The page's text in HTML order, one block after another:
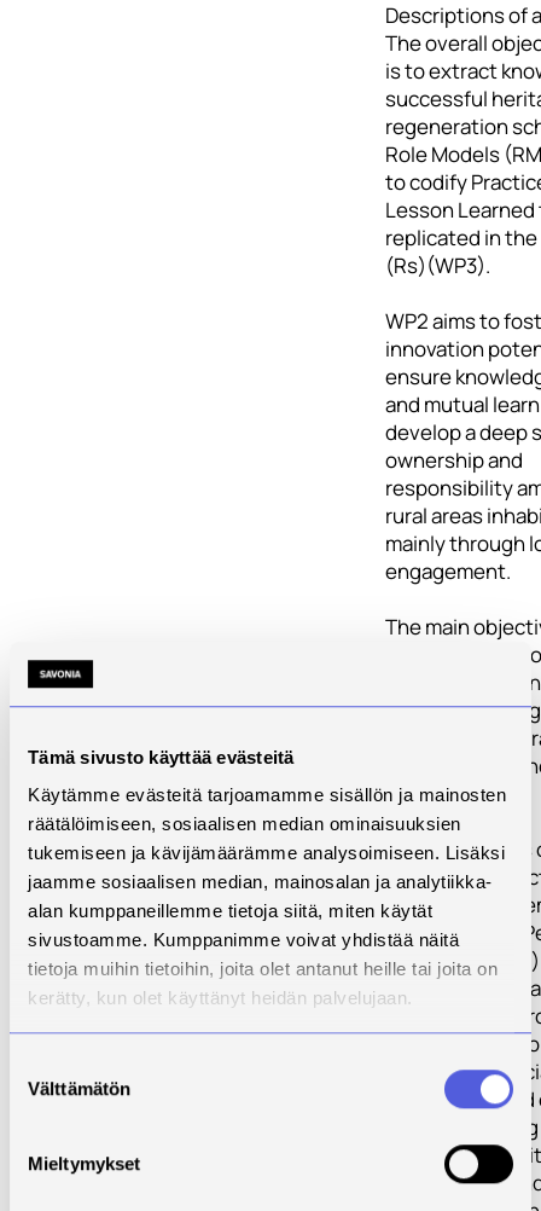
Tämä sivusto käyttää evästeitä
Käytämme evästeitä tarjoamamme sisällön ja mainosten
räätälöimiseen, sosiaalisen median ominaisuuksien
tukemiseen ja kävijämäärämme analysoimiseen. Lisäksi
jaamme sosiaalisen median, mainosalan ja analytiikka-
alan kumppaneillemme tietoja siitä, miten käytät
sivustoamme. Kumppanimme voivat yhdistää näitä
tietoja muihin tietoihin, joita olet antanut heille tai joita on
kerätty, kun olet käyttänyt heidän palvelujaan.
valinta
Välttämätön
Mieltymykset
Descriptions of
The overall
is to extract
successful
regeneration
Role Models
to codify
Lesson Learned
replicated in
(Rs)(WP3).
WP2 aims to
innovation
ensure
and mutual
develop a deep
ownership and
responsibility
rural areas
mainly through
engagement.
The main
will be co-
implementing
tuning of
regeneration
(plans) within
Replicators.
Main objectives
define and
set of cross-
multiscale Key
Indicators
monitoring and
of the results,
technical side
related with
acceptance
analysis.
scheme to
performance